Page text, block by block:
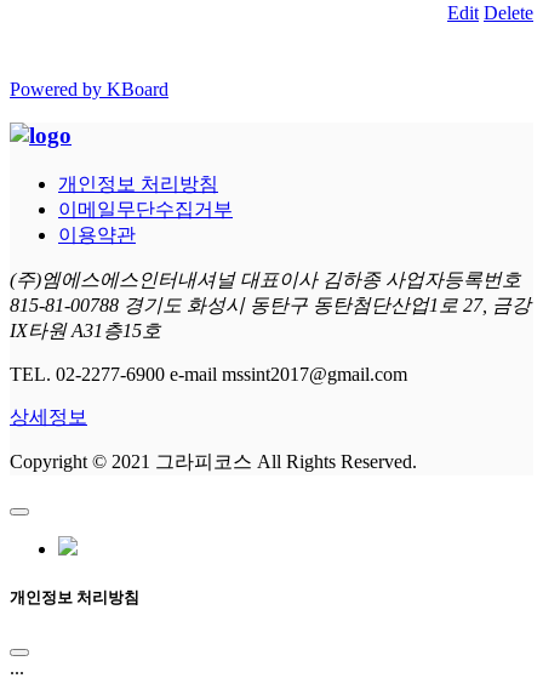
Edit Delete
Powered by KBoard
개인정보 처리방침
이메일무단수집거부
이용약관
(주)엠에스에스인터내셔널 대표이사 김하종 사업자등록번호
815-81-00788 경기도 화성시 동탄구 동탄첨단산업1로 27, 금강
IX타원 A31층15호
TEL. 02-2277-6900 e-mail mssint2017@gmail.com
상세정보
Copyright © 2021 그라피코스 All Rights Reserved.
개인정보 처리방침
...